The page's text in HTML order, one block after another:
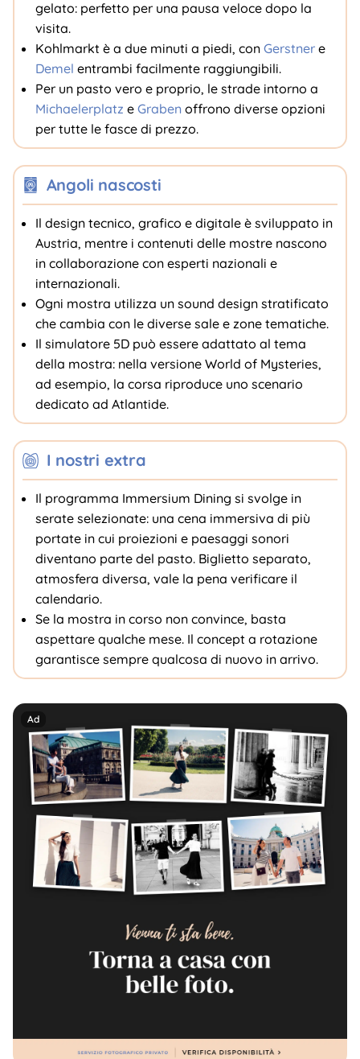
gelato: perfetto per una pausa veloce dopo la
visita.
Kohlmarkt è a due minuti a piedi, con Gerstnere
Demel entrambi facilmente raggiungibili.
Per un pasto vero e proprio, le strade intorno a
Michaelerplatz e Grabenoffrono diverse opzioni
per tutte le fasce di prezzo.
Angoli nascosti
Il design tecnico, grafico e digitale è sviluppato in
Austria, mentre i contenuti delle mostre nascono
in collaborazione con esperti nazionali e
internazionali.
Ogni mostra utilizza un sound design stratificato
che cambia con le diverse sale e zone tematiche.
Il simulatore 5D può essere adattato al tema
della mostra: nella versione World of Mysteries,
ad esempio, la corsa riproduce uno scenario
dedicato ad Atlantide.
I nostri extra
Il programma Immersium Dining si svolge in
serate selezionate: una cena immersiva di più
portate in cui proiezioni e paesaggi sonori
diventano parte del pasto. Biglietto separato,
atmosfera diversa, vale la pena verificare il
calendario.
Se la mostra in corso non convince, basta
aspettare qualche mese. Il concept a rotazione
garantisce sempre qualcosa di nuovo in arrivo.